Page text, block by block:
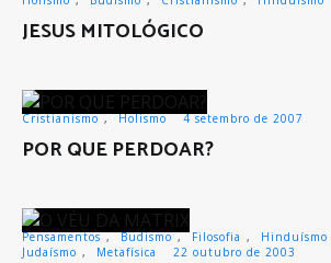
JESUS MITOLÓGICO
Cristianismo , Holismo 4 setembro de 2007
POR QUE PERDOAR?
Pensamentos , Budismo , Filosofia , Hinduísmo
Judaísmo , Metafísica 22 outubro de 2003